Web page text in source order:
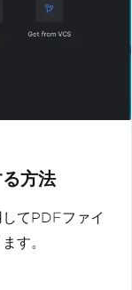
方法
てPDFファイ
す。